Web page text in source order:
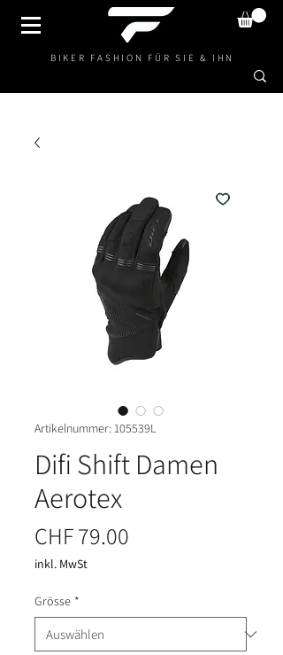
BIKER FASHION FÜR SIE & IHN
Artikelnummer: 105539L
Difi Shift Damen
Aerotex
CHF 79.00
inkl. MwSt
Grösse *